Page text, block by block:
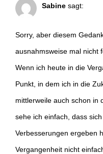
Sabine sagt:
Sorry, aber diesem
ausnahmsweise mal nicht
Wenn ich heute in die
Punkt, in dem ich in die
mittlerweile auch schon in
sehe ich einfach, dass
Verbesserungen ergeben
Vergangenheit nicht